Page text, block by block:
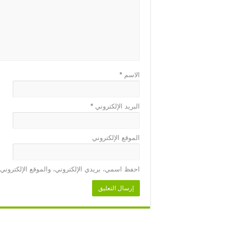
الاسم *
البريد الإلكتروني *
الموقع الإلكتروني
احفظ اسمي، بريدي الإلكتروني، والموقع